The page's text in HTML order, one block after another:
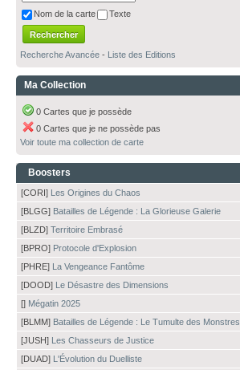
Nom de la carte Texte
Recherche Avancée - Liste des Editions
Ma Collection
0 Cartes que je possède
0 Cartes que je ne possède pas
Voir toute ma collection de carte
Boosters
[CORI] Les Origines du Chaos
[BLGG] Batailles de Légende : La Glorieuse Galerie
[BLZD] Territoire Embrasé
[BPRO] Protocole d'Explosion
[PHRE] La Vengeance Fantôme
[DOOD] Le Désastre des Dimensions
[] Mégatin 2025
[BLMM] Batailles de Légende : Le Tumulte des Monstres
[JUSH] Les Chasseurs de Justice
[DUAD] L'Évolution du Duelliste